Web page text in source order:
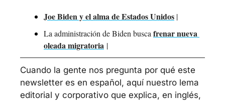
Joe Biden y el alma de Estados Unidos |
La administración de Biden busca frenar nueva
oleada migratoria |
Cuando la gente nos pregunta por qué este
newsletter es en español, aquí nuestro lema
editorial y corporativo que explica, en inglés,